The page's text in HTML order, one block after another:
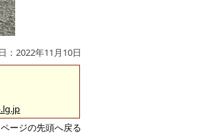
：2022年11月10日
ページの先頭へ戻る